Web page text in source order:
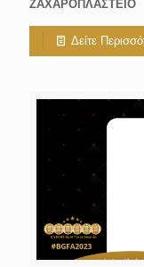
ΖΑΧΑΡΟΠΛΑΣΤΕΙΟ
Δείτε